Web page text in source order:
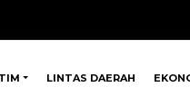
LINTAS DAERAH